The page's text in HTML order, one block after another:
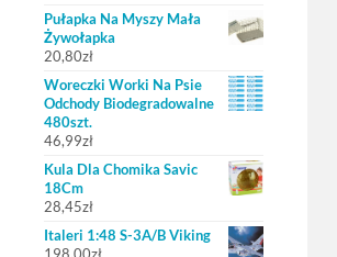
Pułapka Na Myszy Mała
Żywołapka
20,80zł
Woreczki Worki Na Psie
Odchody Biodegradowalne
480szt.
46,99zł
Kula Dla Chomika Savic
18Cm
28,45zł
Italeri 1:48 S-3A/B Viking